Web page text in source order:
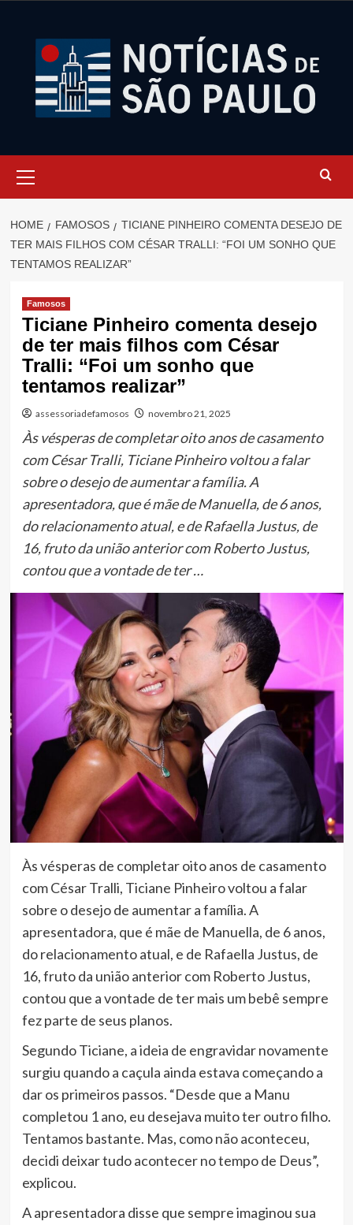
Menu
HOME FAMOSOS
TICIANE PINHEIRO COMENTA DESEJO DE
TER MAIS FILHOS COM CÉSAR TRALLI: “FOI UM SONHO QUE
TENTAMOS REALIZAR”
Famosos
Ticiane Pinheiro comenta desejo
de ter mais filhos com César
Tralli: “Foi um sonho que
tentamos realizar”
assessoriadefamosos novembro 21, 2025
Às vésperas de completar oito anos de casamento
com César Tralli, Ticiane Pinheiro voltou a falar
sobre o desejo de aumentar a família. A
apresentadora, que é mãe de Manuella, de 6 anos,
do relacionamento atual, e de Rafaella Justus, de
16, fruto da união anterior com Roberto Justus,
contou que a vontade de ter …
Às vésperas de completar oito anos de casamento
com César Tralli, Ticiane Pinheiro voltou a falar
sobre o desejo de aumentar a família. A
apresentadora, que é mãe de Manuella, de 6 anos,
do relacionamento atual, e de Rafaella Justus, de
16, fruto da união anterior com Roberto Justus,
contou que a vontade de ter mais um bebê sempre
fez parte de seus planos.
Segundo Ticiane, a ideia de engravidar novamente
surgiu quando a caçula ainda estava começando a
dar os primeiros passos. “Desde que a Manu
completou 1 ano, eu desejava muito ter outro filho.
Tentamos bastante. Mas, como não aconteceu,
decidi deixar tudo acontecer no tempo de Deus”,
explicou.
A apresentadora disse que sempre imaginou sua